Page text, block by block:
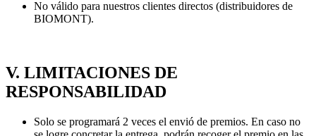
No válido para nuestros clientes directos (distribuidores de
BIOMONT).
V. LIMITACIONES DE
RESPONSABILIDAD
Solo se programará 2 veces el envió de premios. En caso no